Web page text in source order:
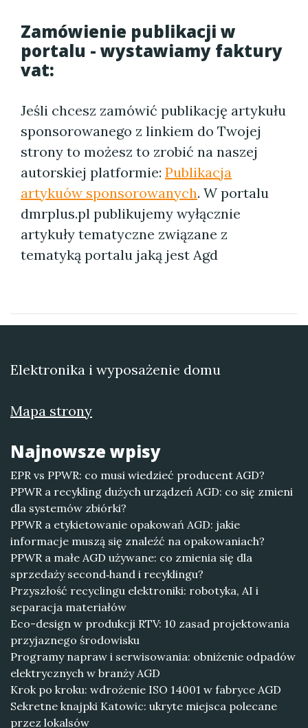
Zamówienie publikacji w
portalu - wystawiamy faktury
vat:
Jeśli chcesz zamówić publikację artykułu
sponsorowanego z linkiem do Twojej
strony to możesz to zrobić na naszej
autorskiej platformie: Publikacja
artykuów sponsorowanych. W portalu
dmrplus.pl publikujemy wyłącznie
artykuły tematyczne związane z
tematyką portalu jaką jest Agd
Elektronika i wyposażenie domu
Mapa strony
Najnowsze wpisy
EPR vs PPWR: co musi wiedzieć producent AGD?
PPWR a recykling dużych urządzeń AGD: co się zmieni
dla systemów zbiórki?
PPWR a etykietowanie opakowań AGD: jakie
informacje muszą się znaleźć na opakowaniach?
PPWR a małe AGD używane: co zmienia się dla
sprzedaży second‑hand i recyklingu?
Przyszłość recyclingu elektroniki: robotyka, AI i
separacja materiałów
Eco-design w produkcji RTV: 10 zasad projektowania
przyjaznego środowisku
Programy napraw i serwisowania: obniżenie odpadów
elektrycznych w branży AGD
Krok po kroku: wdrożenie ISO 14001 w fabryce AGD
Sekretne knajpki Katowic: ukryte miejsca polecane
przez lokalsów